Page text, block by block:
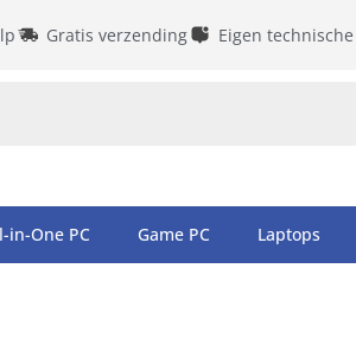
Gratis verzending Eigen
in-One PC Game PC Laptops